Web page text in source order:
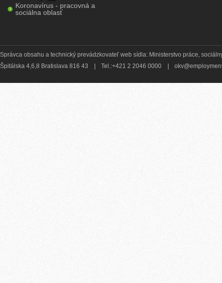
Koronavírus - pracovná a
sociálna oblasť
Správca obsahu a technický prevádzkovateľ web sídla: Ministerstvo práce,
Špitálska 4,6,8 Bratislava 816 43
Tel.:+421 2 2046 0000